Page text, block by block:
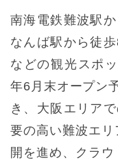
南海電鉄難波駅
なんば駅から徒
などの観光スポ
年6月末オープン
き、大阪エリア
要の高い難波エ
開を進め、クラ